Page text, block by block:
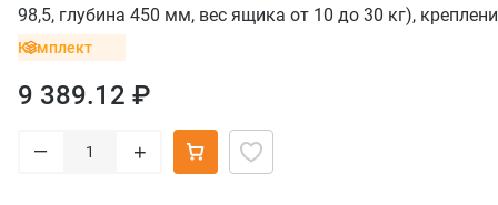
98,5, глубина 450 мм, вес ящика от 10 до 30 кг),
INSERTA, белый
Комплект
9 389.12 ₽
– +